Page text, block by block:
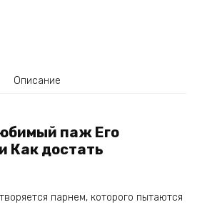
Описание
паж Его
Как достать
парнем, которого пытаются